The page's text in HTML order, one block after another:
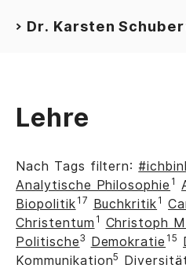
> Dr. Karsten
Lehre
Nach Tags filtern:
Analytische Philosophie 1
Biopolitik 17 Buchkritik 1
Christentum 1 Christoph
Politische3 Demokratie 15
Kommunikation5